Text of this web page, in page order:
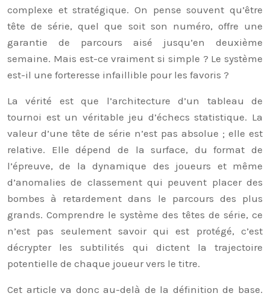
complexe et stratégique. On pense souvent qu’être
tête de série, quel que soit son numéro, offre une
garantie de parcours aisé jusqu’en deuxième
semaine. Mais est-ce vraiment si simple ? Le système
est-il une forteresse infaillible pour les favoris ?
La vérité est que l’architecture d’un tableau de
tournoi est un véritable jeu d’échecs statistique. La
valeur d’une tête de série n’est pas absolue ; elle est
relative. Elle dépend de la surface, du format de
l’épreuve, de la dynamique des joueurs et même
d’anomalies de classement qui peuvent placer des
bombes à retardement dans le parcours des plus
grands. Comprendre le système des têtes de série, ce
n’est pas seulement savoir qui est protégé, c’est
décrypter les subtilités qui dictent la trajectoire
potentielle de chaque joueur vers le titre.
Cet article va donc au-delà de la définition de base.